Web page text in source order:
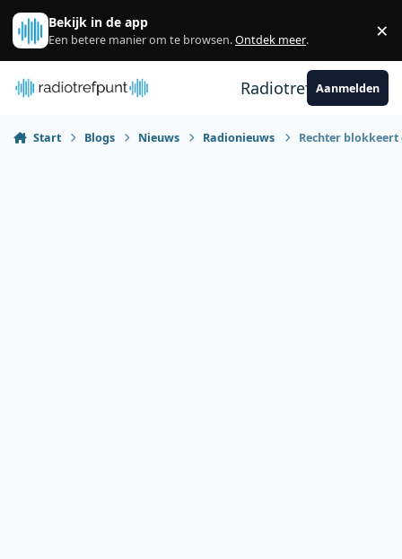
Spring naar bijdragen
Bekijk in de app
Een betere manier om te browsen.Ontdek meer. ×
RadiotrefpuntAanmelden
Start Blogs Nieuws Radionieuws Rechter blokkeert